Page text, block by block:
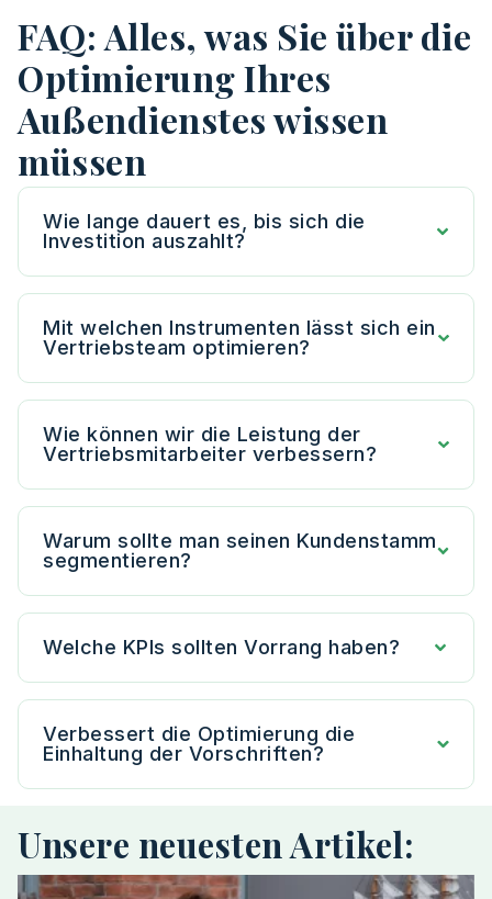
FAQ: Alles, was Sie über die
Optimierung Ihres
Außendienstes wissen
müssen
Wie lange dauert es, bis sich die
Investition auszahlt?
Mit welchen Instrumenten lässt sich ein
Vertriebsteam optimieren?
Wie können wir die Leistung der
Vertriebsmitarbeiter verbessern?
Warum sollte man seinen Kundenstamm
segmentieren?
Welche KPIs sollten Vorrang haben?
Verbessert die Optimierung die
Einhaltung der Vorschriften?
Unsere neuesten Artikel: